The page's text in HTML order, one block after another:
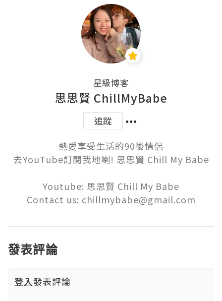
星級博客
思思賢 ChillMyBabe
追蹤
熱愛享受生活的90後情侶
去YouTube訂閱我地喇! 思思賢 Chill My Babe
Youtube: 思思賢 Chill My Babe
Contact us: chillmybabe@gmail.com
發表評論
登入發表評論